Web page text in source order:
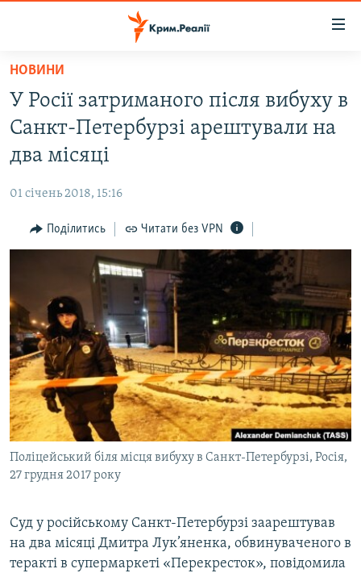
Перейти
основного
матеріалу
до
основної
Перейти
до
ВІДЕО ТА ФОТО
БЛОГИ
ПОГЛЯД
СПЕЦПРОЕКТИ
ДЕПОРТАЦІЯ
ВІДЕОУРОКИ «ELIFBE»
СВІДЧЕННЯ ОКУПАЦІЇ
УКРАЇНСЬКА ПРОБЛЕМА КРИМУ
ІНФОГРАФІКА
ЯК ОБІЙТИ БЛОКУВАННЯ
Русский
Qırımtatar
ДОЛУЧАЙСЯ!
Усі сайти RFE/RL
НОВИНИ
У Росії затриманого після вибуху в
Санкт-Петербурзі арештували на
два місяці
01 січень 2018, 15:16
Поділитись Читати без VPN
Поліцейський біля місця вибуху в Санкт-Петербурзі, Росія,
27 грудня 2017 року
Суд у російському Санкт-Петербурзі заарештував
на два місяці Дмитра Лук’яненка, обвинуваченого в
теракті в супермаркеті «Перекресток», повідомила